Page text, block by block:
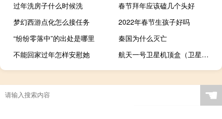
过年洗房子什么时候洗
春节拜年应该磕几个头好
梦幻西游点化怎么接任务
2022年春节生孩子好吗
“纷纷零落中”的出处是哪里
秦国为什么灭亡
不能回家过年怎样安慰她
航天一号卫星机顶盒（卫星接收机顶盒一个多少钱）
☚